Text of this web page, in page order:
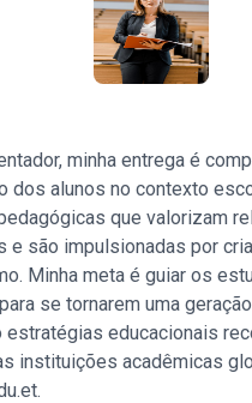
minha entrega é
dos alunos no contexto
que valorizam
e são impulsionadas por
Minha meta é guiar os
se tornarem uma
estratégias educacionais
instituições acadêmicas